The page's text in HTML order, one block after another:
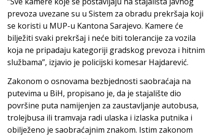
prevoza uvezane su u Sistem za obradu prekršaja koji
se koristi u MUP-u Kantona Sarajevo. Kamere će
bilježiti svaki prekršaj i neće biti tolerancije za vozila
koja ne pripadaju kategoriji gradskog prevoza i hitnim
službama”, izjavio je policijski komesar Hajdarević.
Zakonom o osnovama bezbjednosti saobraćaja na
putevima u BiH, propisano je, da je stajalište dio
površine puta namijenjen za zaustavljanje autobusa,
trolejbusa ili tramvaja radi ulaska i izlaska putnika i
obilježeno je saobraćajnim znakom. Istim zakonom